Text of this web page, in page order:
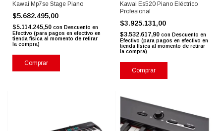
Kawai Mp7se Stage Piano
$5.682.495,00
$5.114.245,50 con Descuento en
Efectivo (para pagos en efectivo en
tienda física al momento de retirar
la compra)
Kawai Es520 Piano Eléctrico
Profesional
$3.925.131,00
$3.532.617,90 con Descuento en
Efectivo (para pagos en efectivo en
tienda física al momento de retirar
la compra)
Comprar